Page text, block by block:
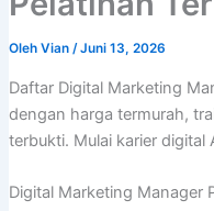
Oleh Vian /Juni 13, 2026
Daftar Digital Marketing
dengan harga termurah,
terbukti. Mulai karier digital
Digital Marketing Manager